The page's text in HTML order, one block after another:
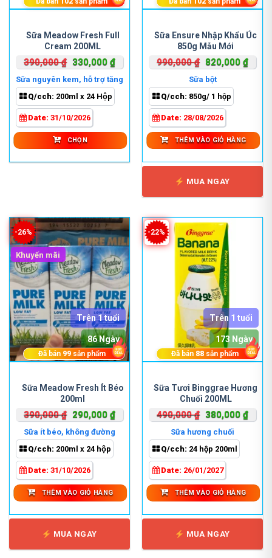
Sữa Meadow Fresh Full
Cream 200ML
390,000₫ Giá
gốc
là:
390,000 ₫.
330,000 ₫Giá
tại
là:
330,000 ₫.
Sữa nguyên kem, hỗ trợ tăng
cân
Q/cch: 200ml x 24 Hộp
Date: 31/10/2026
CHỌN
phẩm
này
có
nhiều
biến
thể.
Các
tùy
chọn
có
thể
sản
phẩm
Sữa Ensure Nhập Khẩu Úc
850g Mẫu Mới
990,000₫ Giá
gốc
là:
990,000 ₫.
820,000 ₫Giá
Sữa bột
Q/cch: 850g/ 1 hộp
Date: 28/08/2026
THÊM VÀO GIỎ HÀNG
MUA NGAY
-26%
Khuyến mãi
Sữa Meadow Fresh Ít Béo
200ml
390,000₫ Giá
gốc
là:
390,000 ₫.
290,000 ₫Giá
290,000 ₫.
Sữa ít béo, không đường
Q/cch: 200ml x 24 hộp
Date: 31/10/2026
Trên 1 tuổi
86 Ngày
Đã bán 99sản phẩm
THÊM VÀO GIỎ HÀNG
MUA NGAY
-22%
Sữa Tươi Binggrae Hương
Chuối 200ML
490,000₫ Giá
gốc
là:
490,000 ₫.
380,000 ₫Giá
Sữa hương chuối
Q/cch: 24 hộp 200ml
Date: 26/01/2027
Trên 1 tuổi
173 Ngày
Đã bán 88sản phẩm
THÊM VÀO GIỎ HÀNG
MUA NGAY